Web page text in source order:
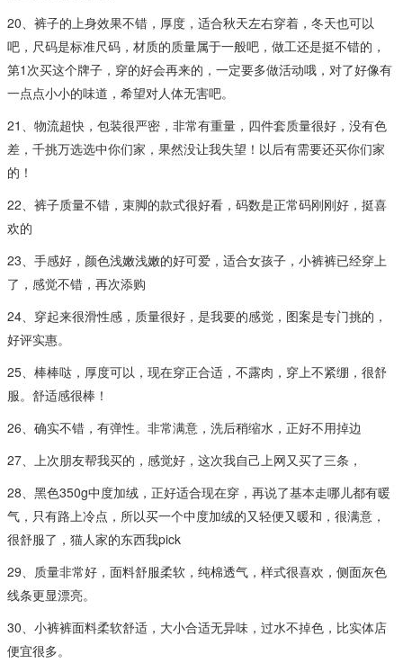
20、裤子的上身效果不错，厚度，适合秋天左右穿着，冬天也可以
吧，尺码是标准尺码，材质的质量属于一般吧，做工还是挺不错的，
第1次买这个牌子，穿的好会再来的，一定要多做活动哦，对了好像有
一点点小小的味道，希望对人体无害吧。
21、物流超快，包装很严密，非常有重量，四件套质量很好，没有色
差，千挑万选选中你们家，果然没让我失望！以后有需要还买你们家
的！
22、裤子质量不错，束脚的款式很好看，码数是正常码刚刚好，挺喜
欢的
23、手感好，颜色浅嫩浅嫩的好可爱，适合女孩子，小裤裤已经穿上
了，感觉不错，再次添购
24、穿起来很滑性感，质量很好，是我要的感觉，图案是专门挑的，
好评实惠。
25、棒棒哒，厚度可以，现在穿正合适，不露肉，穿上不紧绷，很舒
服。舒适感很棒！
26、确实不错，有弹性。非常满意，洗后稍缩水，正好不用掉边
27、上次朋友帮我买的，感觉好，这次我自己上网又买了三条，
28、黑色350g中度加绒，正好适合现在穿，再说了基本走哪儿都有暖
气，只有路上冷点，所以买一个中度加绒的又轻便又暖和，很满意，
很舒服了，猫人家的东西我pick
29、质量非常好，面料舒服柔软，纯棉透气，样式很喜欢，侧面灰色
线条更显漂亮。
30、小裤裤面料柔软舒适，大小合适无异味，过水不掉色，比实体店
便宜很多。